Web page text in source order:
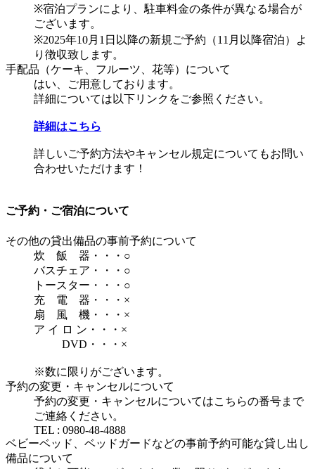
※宿泊プランにより、駐車料金の条件が異なる場合が
ございます。
※2025年10月1日以降の新規ご予約（11月以降宿泊）よ
り徴収致します。
手配品（ケーキ、フルーツ、花等）について
はい、ご用意しております。
詳細については以下リンクをご参照ください。
詳細はこちら
​詳しいご予約方法やキャンセル規定についてもお問い
合わせいただけます！
ご予約・ご宿泊について
その他の貸出備品の事前予約について
炊 飯 器・・・○
バスチェア・・・○
トースター・・・○
充 電 器・・・×
扇 風 機・・・×
ア イ ロ ン・・・×
DVD・・・×
※数に限りがございます。
予約の変更・キャンセルについて
予約の変更・キャンセルについてはこちらの番号まで
ご連絡ください。
TEL : 0980-48-4888
ベビーベッド、ベッドガードなどの事前予約可能な貸し出し
備品について